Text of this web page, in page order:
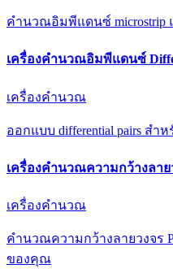
คำนวณอิมพีแดนซ์ microstrip
เครื่องคำนวณอิมพีแดนซ์
เครื่องคำนวณ
ออกแบบ differential pairs สำ
เครื่องคำนวณความกว้างลาย
เครื่องคำนวณ
คำนวณความกว้างลายวงจร
ของคุณ